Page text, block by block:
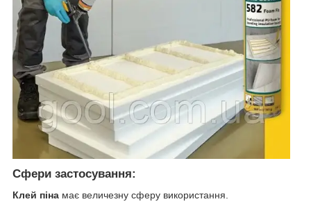
Сфери застосування:
Клей піна має величезну сферу використання.